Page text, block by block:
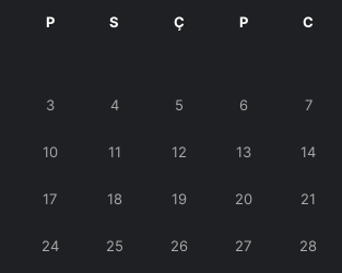
P S Ç P C
3 4 5 6 7
10 11 12 13 14
17 18 19 20 21
24 25 26 27 28